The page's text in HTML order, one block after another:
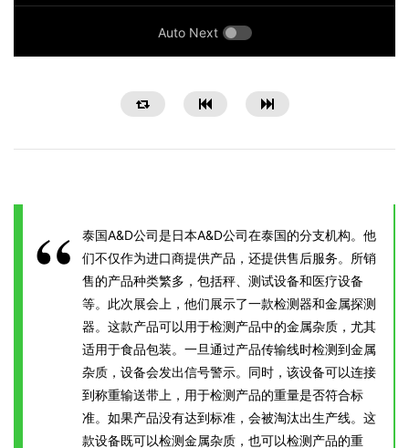
Auto Next
泰国A&D公司是日本A&D公司在泰国的分支机构。他
们不仅作为进口商提供产品，还提供售后服务。所销
售的产品种类繁多，包括秤、测试设备和医疗设备
等。此次展会上，他们展示了一款检测器和金属探测
器。这款产品可以用于检测产品中的金属杂质，尤其
适用于食品包装。一旦通过产品传输线时检测到金属
杂质，设备会发出信号警示。同时，该设备可以连接
到称重输送带上，用于检测产品的重量是否符合标
准。如果产品没有达到标准，会被淘汰出生产线。这
款设备既可以检测金属杂质，也可以检测产品的重